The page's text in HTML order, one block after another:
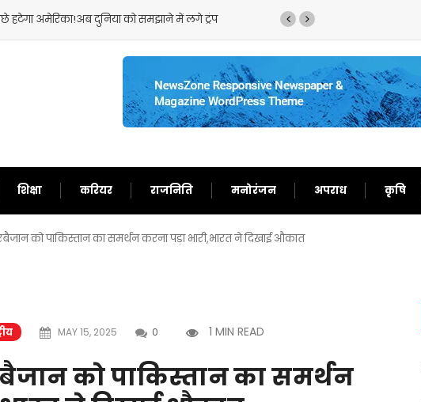
दुनिया को समझाने में लगे ट्रंप ट्रंप का फिर से बेतुका बयान,ईरान
शिक्षा करियर राजनिति मनोरंजन अपराध कृषि
को पाकिस्तान का समर्थन करना पड़ा भारी,भारत ने दिखाई औकात
MAY 15, 2025 0 1 MIN READ
को पाकिस्तान का समर्थन